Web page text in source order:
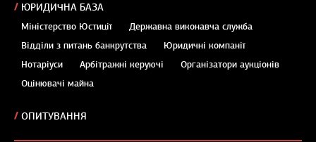
ЮРИДИЧНА БАЗА
Міністерство Юстиції
Державна виконавча служба
Відділи з питань банкрутства
Юридичні компанії
Нотаріуси
Арбітражні керуючі
Організатори аукціонів
Оцінювачі майна
ОПИТУВАННЯ